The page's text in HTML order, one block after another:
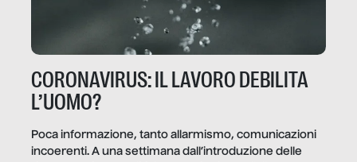
CORONAVIRUS: IL LAVORO DEBILITA
L’UOMO?
Poca informazione, tanto allarmismo, comunicazioni
incoerenti. A una settimana dall’introduzione delle